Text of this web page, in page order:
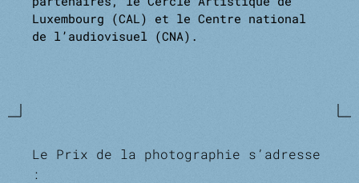
Luxembourg (CAL) et le Centre national
de l’audiovisuel (CNA).
Le Prix de la photographie s’adresse
: